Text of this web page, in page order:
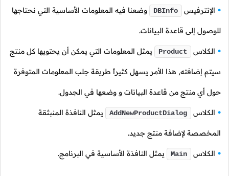
الإنترفيس DBInfo وضعنا فيه المعلومات الأساسية التي نحتاجها
للوصول إلى قاعدة البيانات.
الكلاس Product يمثل المعلومات التي يمكن أن يحتويها كل منتج
سيتم إضافته, هذا الأمر يسهل كثيراً طريقة جلب المعلومات المتوفرة
حول أي منتج من قاعدة البيانات و وضعها في الجدول.
الكلاس AddNewProductDialog يمثل النافذة المنبثقة
المخصصة لإضافة منتج جديد.
الكلاس Main يمثل النافذة الأساسية في البرنامج.